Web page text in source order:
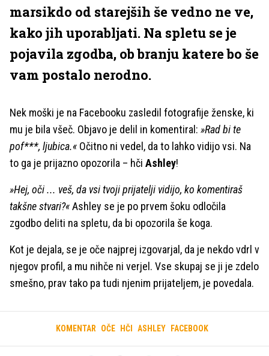
marsikdo od starejših še vedno ne ve,
kako jih uporabljati. Na spletu se je
pojavila zgodba, ob branju katere bo še
vam postalo nerodno.
Nek moški je na Facebooku zasledil fotografije ženske, ki
mu je bila všeč. Objavo je delil in komentiral: »Rad bi te
pof***, ljubica.« Očitno ni vedel, da to lahko vidijo vsi. Na
to ga je prijazno opozorila – hči Ashley!
»Hej, oči ... veš, da vsi tvoji prijatelji vidijo, ko komentiraš
takšne stvari?«Ashley se je po prvem šoku odločila
zgodbo deliti na spletu, da bi opozorila še koga.
Kot je dejala, se je oče najprej izgovarjal, da je nekdo vdrl v
njegov profil, a mu nihče ni verjel. Vse skupaj se ji je zdelo
smešno, prav tako pa tudi njenim prijateljem, je povedala.
KOMENTAR OČE HČI ASHLEY FACEBOOK